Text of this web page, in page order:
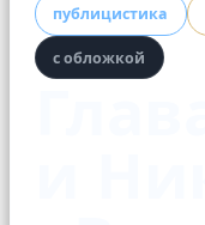
публицистика
с обложкой